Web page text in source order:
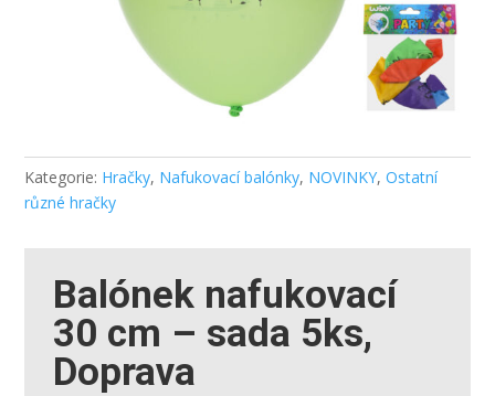
Kategorie: Hračky, Nafukovací balónky, NOVINKY,Ostatní
různé hračky
Balónek nafukovací
30 cm – sada 5ks,
Doprava